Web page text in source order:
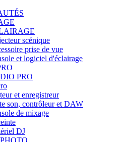
scénique
prise de vue
et logiciel d'éclairage
PRO
et enregistreur
son, contrôleur et DAW
de mixage
DJ